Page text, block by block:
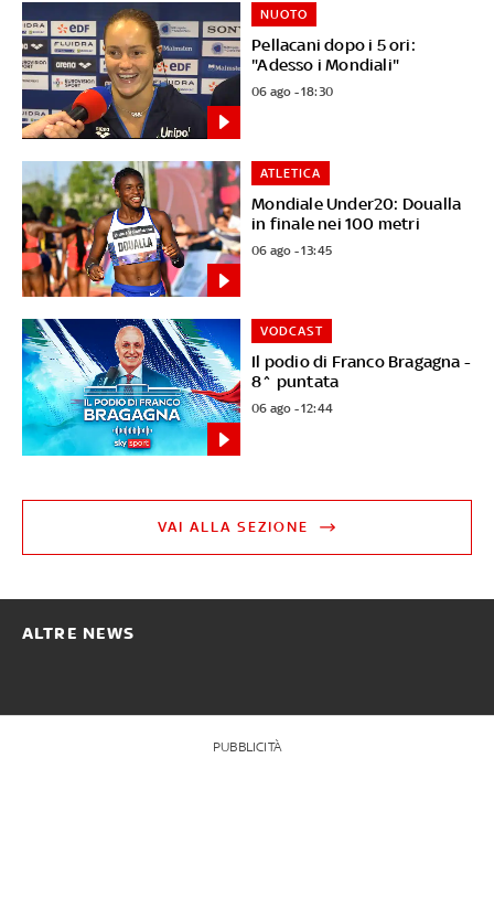
Pellacani dopo i 5 ori:
"Adesso i Mondiali"
NUOTO
06 ago - 18:30
Mondiale Under20: Doualla
in finale nei 100 metri
ATLETICA
06 ago - 13:45
Il podio di Franco Bragagna -
8^ puntata
VODCAST
06 ago - 12:44
VAI ALLA SEZIONE
ALTRE NEWS
PUBBLICITÀ